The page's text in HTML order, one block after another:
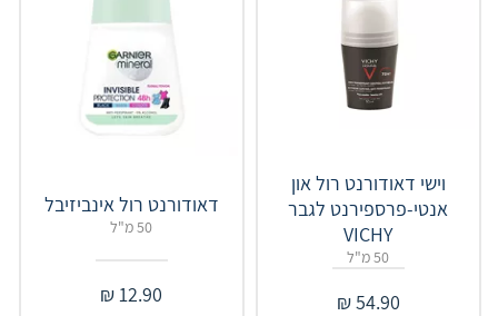
וישי דאודורנט רול און
אנטי-פרספירנט לגבר
VICHY
50 מ"ל
54.90
₪
דאודורנט רול אינביזיבל
50 מ"ל
12.90
₪